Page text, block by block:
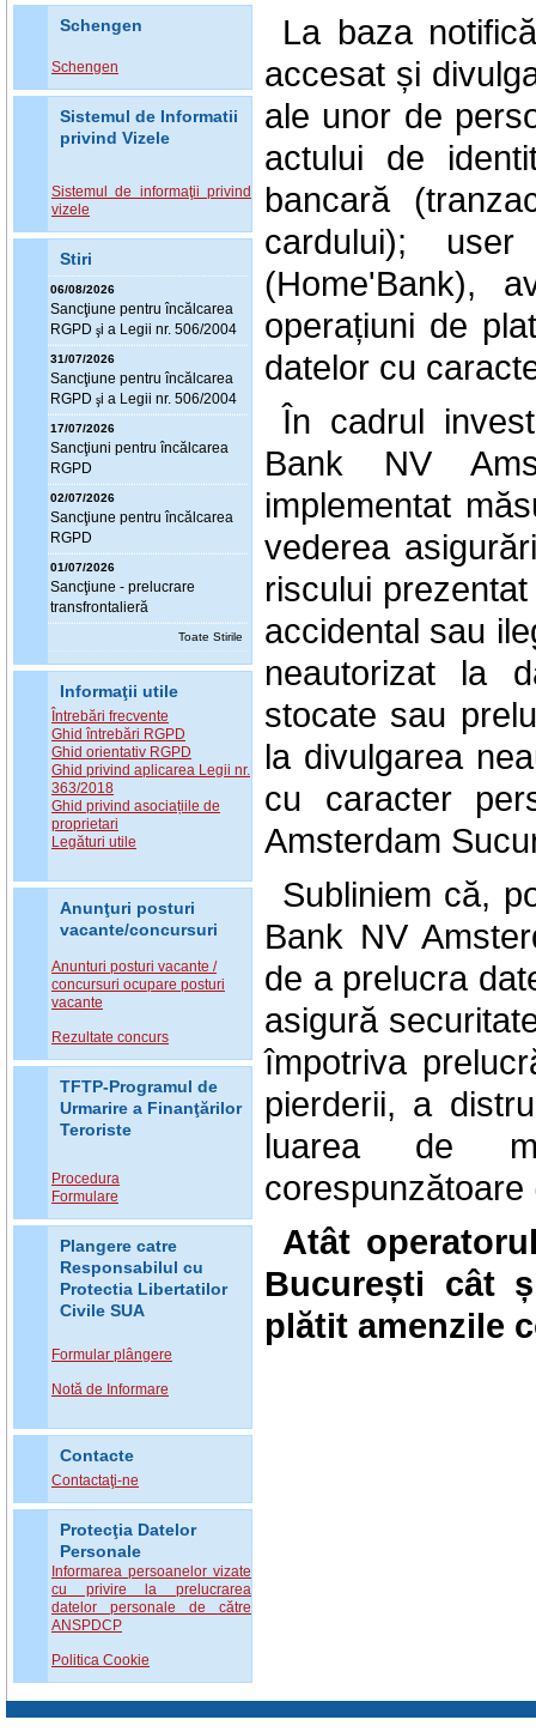
Schengen
Schengen
Sistemul de Informatii
privind Vizele
Sistemul de informaţii privind
vizele
Stiri
06/08/2026
Sancţiune pentru încălcarea
RGPD şi a Legii nr. 506/2004
31/07/2026
Sancţiune pentru încălcarea
RGPD şi a Legii nr. 506/2004
17/07/2026
Sancţiuni pentru încălcarea
RGPD
02/07/2026
Sancţiune pentru încălcarea
RGPD
01/07/2026
Sancţiune - prelucrare
transfrontalieră
Toate Stirile
Informaţii utile
Întrebări frecvente
Ghid întrebări RGPD
Ghid orientativ RGPD
Ghid privind aplicarea Legii nr.
363/2018
Ghid privind asociațiile de
proprietari
Legături utile
Anunţuri posturi
vacante/concursuri
Anunturi posturi vacante /
concursuri ocupare posturi
vacante
Rezultate concurs
TFTP-Programul de
Urmarire a Finanţărilor
Teroriste
Procedura
Formulare
Plangere catre
Responsabilul cu
Protectia Libertatilor
Civile SUA
Formular plângere
Notă de Informare
Contacte
Contactaţi-ne
Protecţia Datelor
Personale
Informarea persoanelor vizate
cu privire la prelucrarea
datelor personale de către
ANSPDCP
Politica Cookie
La baza
accesat și
ale unor de
actului de
bancară
cardului);
(Home'Bank),
operațiuni de
datelor cu
În cadrul
Bank NV
implementat
vederea
riscului
accidental sau
neautorizat la
stocate sau
la divulgarea
cu caracter
Amsterdam
Subliniem că,
Bank NV
de a prelucra
asigură
împotriva
pierderii, a
luarea de
corespunzătoare
Atât
București cât
plătit amenzile